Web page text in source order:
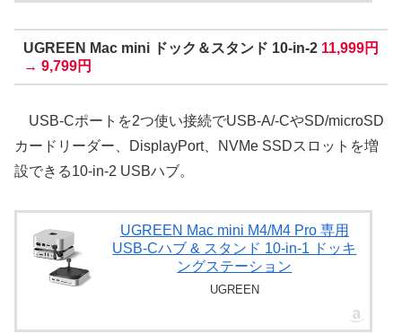
UGREEN Mac mini ドック＆スタンド 10-in-2 11,999円
→ 9,799円
USB-Cポートを2つ使い接続でUSB-A/-CやSD/microSD
カードリーダー、DisplayPort、NVMe SSDスロットを増
設できる10-in-2 USBハブ。
UGREEN Mac mini M4/M4 Pro 専用
USB-Cハブ & スタンド 10-in-1 ドッキ
ングステーション
UGREEN